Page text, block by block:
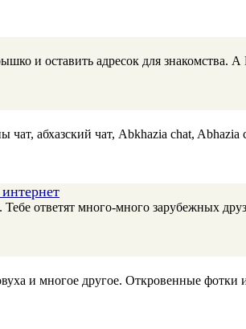
и оставить адресок для знакомства.
абхазский чат, Abkhazia chat, Abhazia
Тебе ответят много-много зарубежных
и многое другое. Откровенные фотки